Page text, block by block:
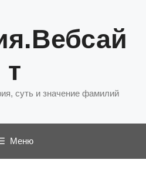
т
суть и значение фамилий
Меню